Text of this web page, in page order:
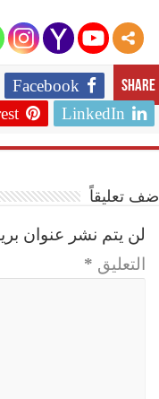
Share
Facebook
LinkedIn
أضف تعليقاً
لن يتم نشر عنوان
التعليق *